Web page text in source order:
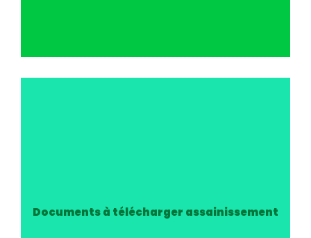
Documents à télécharger assainissement